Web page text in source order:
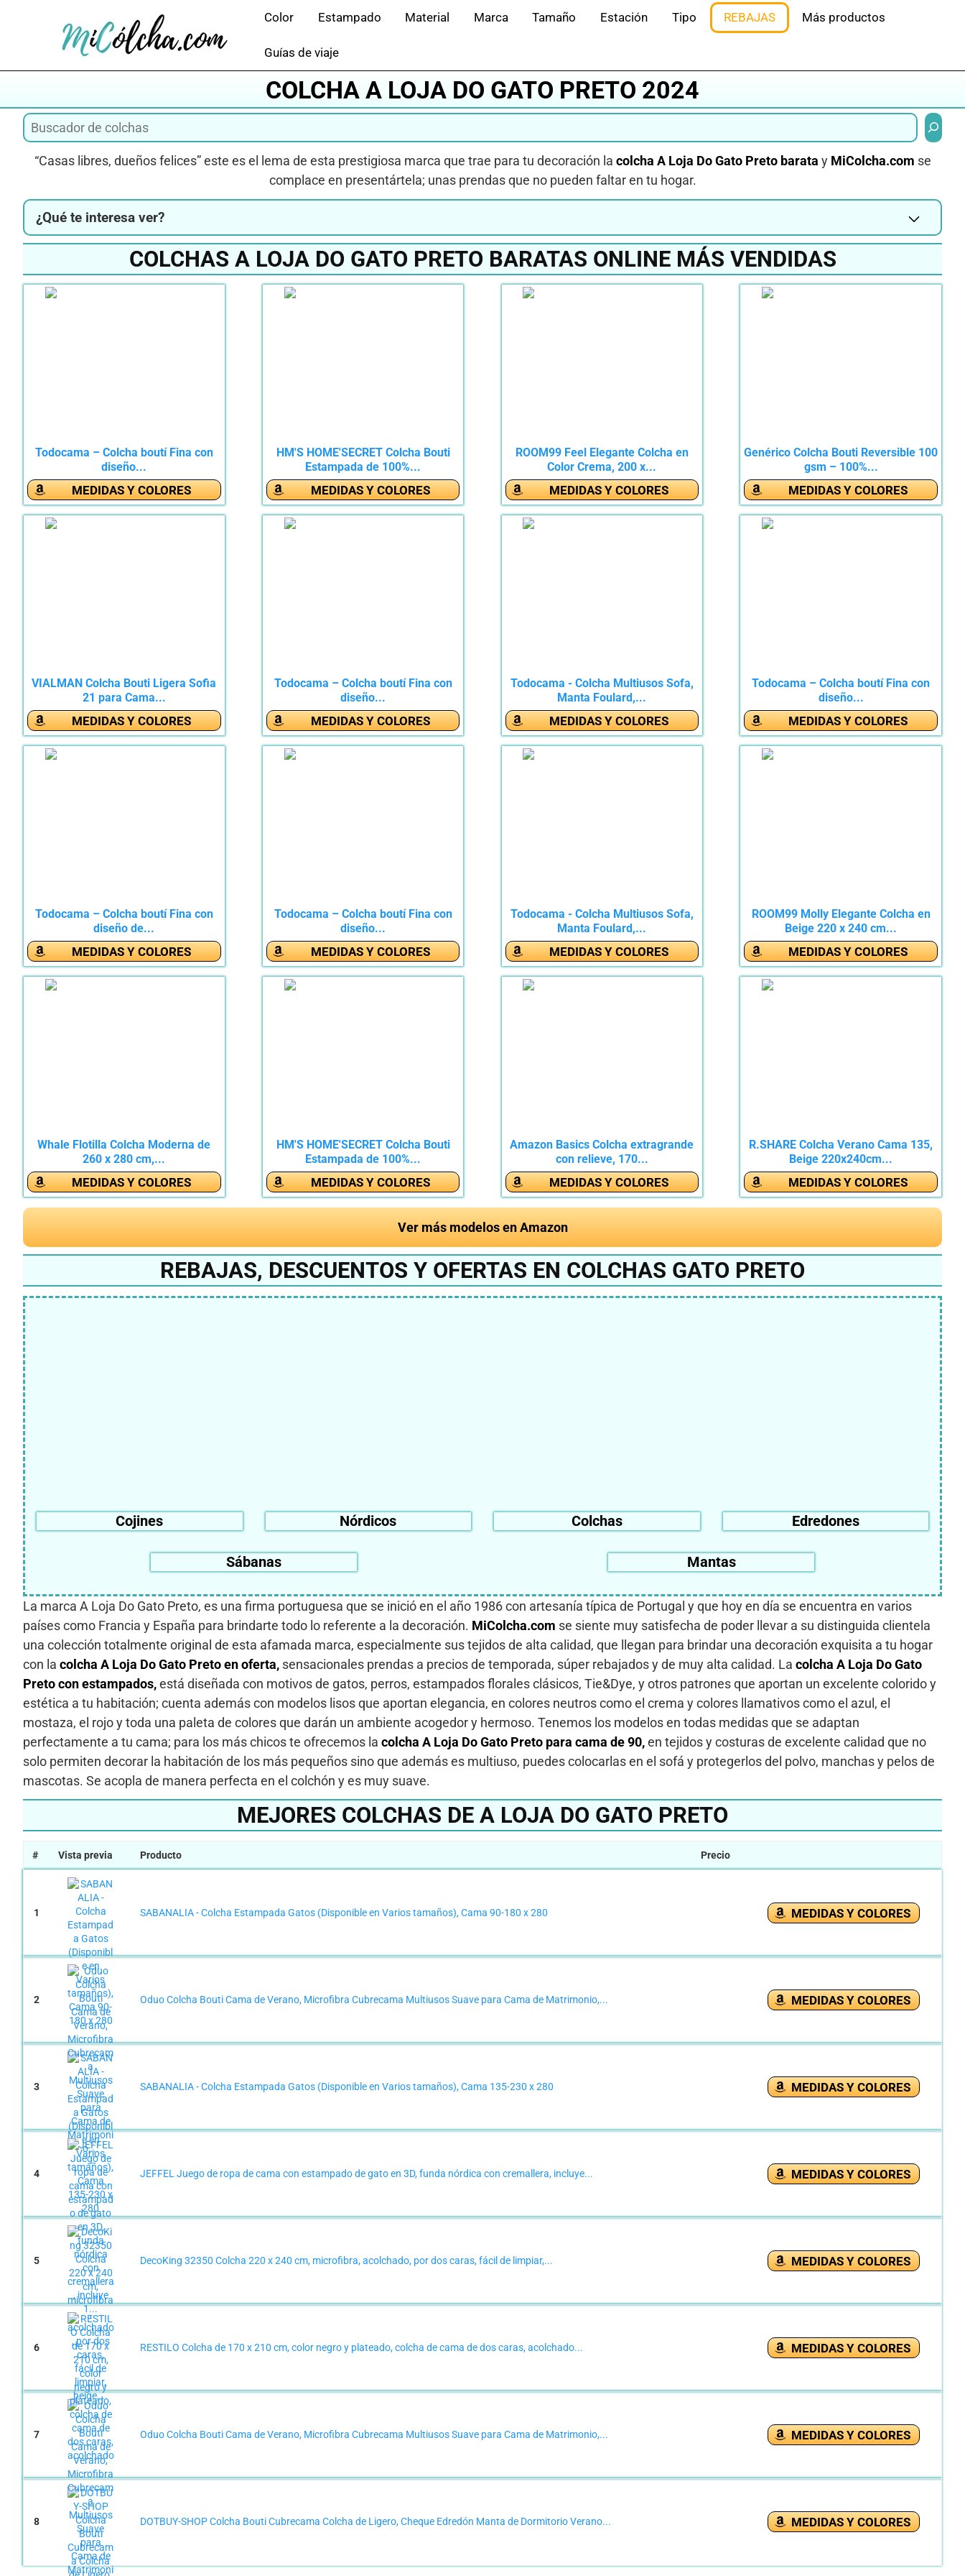
Color Estampado Material Marca Tamaño Estación Tipo REBAJAS Más productos
Guías de viaje
COLCHA A LOJA DO GATO PRETO 2024
Buscar
“Casas libres, dueños felices” este es el lema de esta prestigiosa marca que trae para tu decoración la colcha A Loja Do Gato Preto barata y MiColcha.com se
complace en presentártela; unas prendas que no pueden faltar en tu hogar.
¿Qué te interesa ver?
COLCHAS A LOJA DO GATO PRETO BARATAS ONLINE MÁS VENDIDAS
Todocama – Colcha boutí Fina con
diseño...
MEDIDAS Y COLORES
HM'S HOME'SECRET Colcha Bouti
Estampada de 100%...
MEDIDAS Y COLORES
ROOM99 Feel Elegante Colcha en
Color Crema, 200 x...
MEDIDAS Y COLORES
Genérico Colcha Bouti Reversible 100
gsm – 100%...
MEDIDAS Y COLORES
VIALMAN Colcha Bouti Ligera Sofia
21 para Cama...
MEDIDAS Y COLORES
Todocama – Colcha boutí Fina con
diseño...
MEDIDAS Y COLORES
Todocama - Colcha Multiusos Sofa,
Manta Foulard,...
MEDIDAS Y COLORES
Todocama – Colcha boutí Fina con
diseño...
MEDIDAS Y COLORES
Todocama – Colcha boutí Fina con
diseño de...
MEDIDAS Y COLORES
Todocama – Colcha boutí Fina con
diseño...
MEDIDAS Y COLORES
Todocama - Colcha Multiusos Sofa,
Manta Foulard,...
MEDIDAS Y COLORES
ROOM99 Molly Elegante Colcha en
Beige 220 x 240 cm...
MEDIDAS Y COLORES
Whale Flotilla Colcha Moderna de
260 x 280 cm,...
MEDIDAS Y COLORES
HM'S HOME'SECRET Colcha Bouti
Estampada de 100%...
MEDIDAS Y COLORES
Amazon Basics Colcha extragrande
con relieve, 170...
MEDIDAS Y COLORES
R.SHARE Colcha Verano Cama 135,
Beige 220x240cm...
MEDIDAS Y COLORES
Ver más modelos en Amazon
REBAJAS, DESCUENTOS Y OFERTAS EN COLCHAS GATO PRETO
Cojines Nórdicos Colchas Edredones
Sábanas Mantas
La marca A Loja Do Gato Preto, es una firma portuguesa que se inició en el año 1986 con artesanía típica de Portugal y que hoy en día se encuentra en varios
países como Francia y España para brindarte todo lo referente a la decoración. MiColcha.com se siente muy satisfecha de poder llevar a su distinguida clientela
una colección totalmente original de esta afamada marca, especialmente sus tejidos de alta calidad, que llegan para brindar una decoración exquisita a tu hogar
con la colcha A Loja Do Gato Preto en oferta, sensacionales prendas a precios de temporada, súper rebajados y de muy alta calidad. La colcha A Loja Do Gato
Preto con estampados,está diseñada con motivos de gatos, perros, estampados florales clásicos, Tie&Dye, y otros patrones que aportan un excelente colorido y
estética a tu habitación; cuenta además con modelos lisos que aportan elegancia, en colores neutros como el crema y colores llamativos como el azul, el
mostaza, el rojo y toda una paleta de colores que darán un ambiente acogedor y hermoso. Tenemos los modelos en todas medidas que se adaptan
perfectamente a tu cama; para los más chicos te ofrecemos la colcha A Loja Do Gato Preto para cama de 90,en tejidos y costuras de excelente calidad que no
solo permiten decorar la habitación de los más pequeños sino que además es multiuso, puedes colocarlas en el sofá y protegerlos del polvo, manchas y pelos de
mascotas. Se acopla de manera perfecta en el colchón y es muy suave.
MEJORES COLCHAS DE A LOJA DO GATO PRETO
# Vista previa Producto Precio
1 SABANALIA - Colcha Estampada Gatos (Disponible en Varios tamaños), Cama 90-180 x 280 MEDIDAS Y COLORES
2 Oduo Colcha Bouti Cama de Verano, Microfibra Cubrecama Multiusos Suave para Cama de Matrimonio,... MEDIDAS Y COLORES
3 SABANALIA - Colcha Estampada Gatos (Disponible en Varios tamaños), Cama 135-230 x 280 MEDIDAS Y COLORES
4 JEFFEL Juego de ropa de cama con estampado de gato en 3D, funda nórdica con cremallera, incluye... MEDIDAS Y COLORES
5 DecoKing 32350 Colcha 220 x 240 cm, microfibra, acolchado, por dos caras, fácil de limpiar,... MEDIDAS Y COLORES
6 RESTILO Colcha de 170 x 210 cm, color negro y plateado, colcha de cama de dos caras, acolchado... MEDIDAS Y COLORES
7 Oduo Colcha Bouti Cama de Verano, Microfibra Cubrecama Multiusos Suave para Cama de Matrimonio,... MEDIDAS Y COLORES
8 DOTBUY-SHOP Colcha Bouti Cubrecama Colcha de Ligero, Cheque Edredón Manta de Dormitorio Verano... MEDIDAS Y COLORES